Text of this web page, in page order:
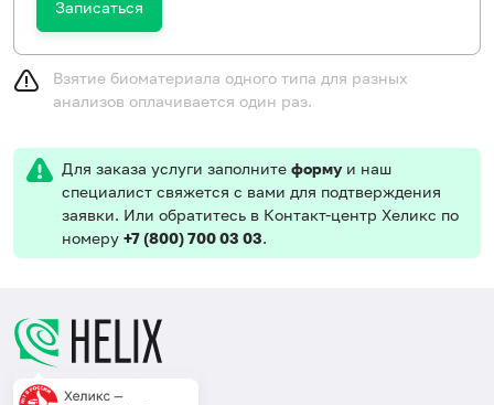
Записаться
Взятие биоматериала одного типа для разных
анализов оплачивается один раз.
Для заказа услуги заполните форму и наш
специалист свяжется с вами для подтверждения
заявки. Или обратитесь в Контакт-центр Хеликс по
номеру +7 (800) 700 03 03.